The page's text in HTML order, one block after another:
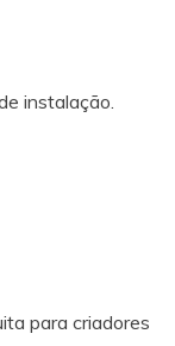
instalação.
para criadores